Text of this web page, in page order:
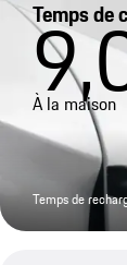
Temps de
À la maison
Temps de